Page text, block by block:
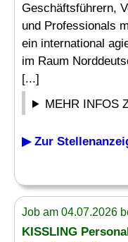
Geschäftsführern,
und Professionals
ein international
im Raum
[...]
MEHR INFOS
▶ Zur
Job am 04.07.2026
KISSLING